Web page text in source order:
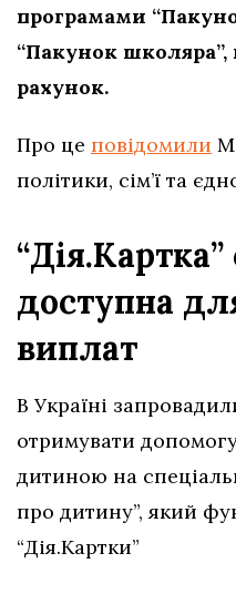
програмами
“Пакунок
рахунок.
Про це повідомили
політики, сім’ї та
“Дія.Картка”
доступна
виплат
В Україні
отримувати
дитиною на
про дитину”, який
“Дія.Картки”